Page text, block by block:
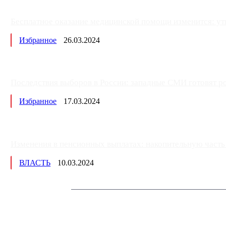
Избранное 26.03.2024
Избранное 17.03.2024
ВЛАСТЬ 10.03.2024